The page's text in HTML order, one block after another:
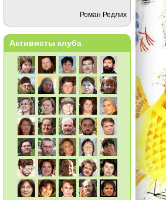
Роман Редлих
Активисты клуба